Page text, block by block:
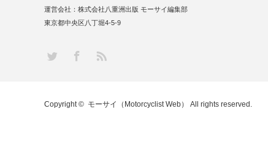
運営会社：株式会社八重洲出版 モーサイ編集部
東京都中央区八丁堀4-5-9
Twitter Facebook
RSS
Copyright © モーサイ（Motorcyclist Web） All rights reserved.